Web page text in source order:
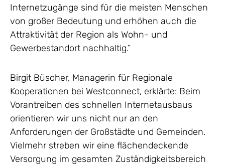
Internetzugänge sind für die meisten Menschen
von großer Bedeutung und erhöhen auch die
Attraktivität der Region als Wohn- und
Gewerbestandort nachhaltig.“
Birgit Büscher, Managerin für Regionale
Kooperationen bei Westconnect, erklärte: Beim
Vorantreiben des schnellen Internetausbaus
orientieren wir uns nicht nur an den
Anforderungen der Großstädte und Gemeinden.
Vielmehr streben wir eine flächendeckende
Versorgung im gesamten Zuständigkeitsbereich